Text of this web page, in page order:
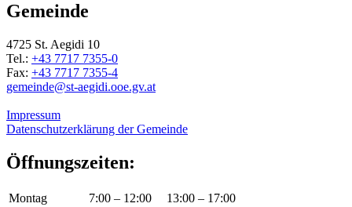
Gemeinde
4725 St. Aegidi 10
Tel.: +43 7717 7355-0
Fax: +43 7717 7355-4
gemeinde@st-aegidi.ooe.gv.at
Impressum
Datenschutzerklärung der Gemeinde
Öffnungszeiten:
Montag 7:00 – 12:00 13:00 – 17:00